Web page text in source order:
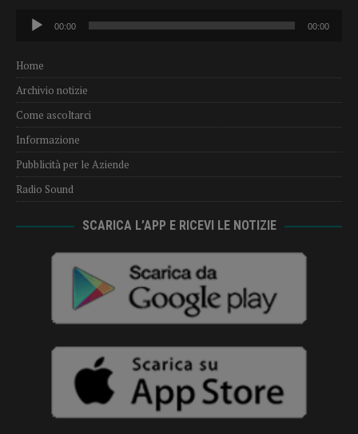
Audio
Player
00:00 00:00
Home
Archivio notizie
Come ascoltarci
Informazione
Pubblicità per le Aziende
Radio Sound
SCARICA L’APP E RICEVI LE NOTIZIE